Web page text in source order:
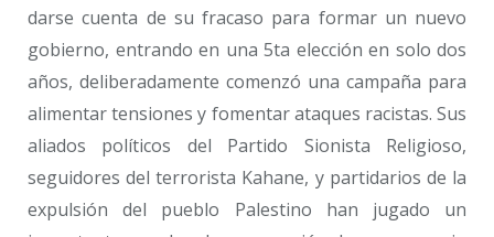
darse cuenta de su fracaso para formar un nuevo
gobierno, entrando en una 5ta elección en solo dos
años, deliberadamente comenzó una campaña para
alimentar tensiones y fomentar ataques racistas. Sus
aliados políticos del Partido Sionista Religioso,
seguidores del terrorista Kahane, y partidarios de la
expulsión del pueblo Palestino han jugado un